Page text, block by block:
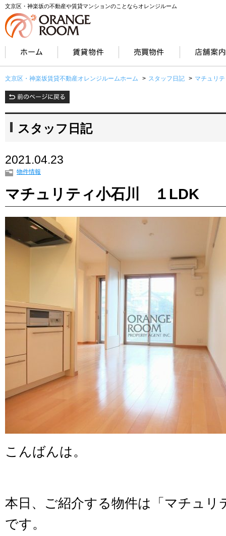
文京区・神楽坂の不動産や賃貸マンションのことならオレンジルーム
文京区・神楽坂賃貸不動産オレンジルームホーム > スタッフ日記 > マチュリ
スタッフ日記
2021.04.23
物件情報
マチュリティ小石川 １LDK
こんばんは。
本日、ご紹介する物件は「マチュリ
です。